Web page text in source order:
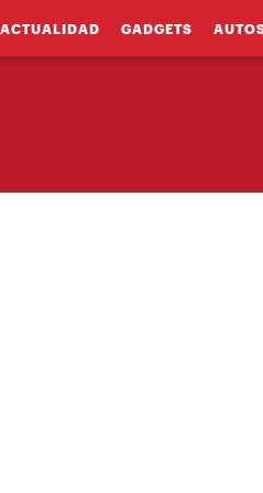
ACTUALIDAD GADGETS